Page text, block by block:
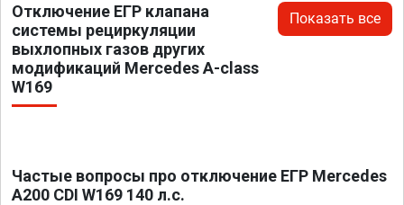
Отключение ЕГР клапана
системы рециркуляции
выхлопных газов других
модификаций Mercedes A-class
W169
Показать все
Частые вопросы про отключение ЕГР Mercedes
A200 CDI W169 140 л.с.